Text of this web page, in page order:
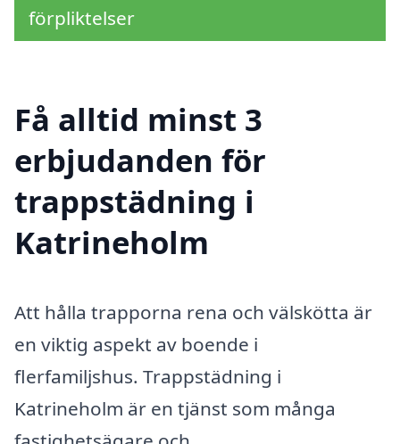
förpliktelser
Få alltid minst 3
erbjudanden för
trappstädning i
Katrineholm
Att hålla trapporna rena och välskötta är
en viktig aspekt av boende i
flerfamiljshus. Trappstädning i
Katrineholm är en tjänst som många